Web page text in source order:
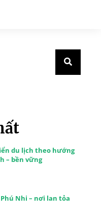
du lịch theo hướng
– bền vững
Nhi – nơi lan tỏa